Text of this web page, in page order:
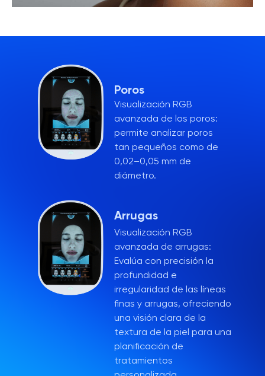
Poros
Visualización RGB
avanzada de arrugas:
Evalúa con precisión la
profundidad e
irregularidad de las líneas
finas y arrugas, ofreciendo
una visión clara de la
textura de la piel para una
planificación de
tratamientos
Arrugas
Visualización RGB
avanzada de los poros:
permite analizar poros
tan pequeños como de
0,02–0,05 mm de
diámetro.